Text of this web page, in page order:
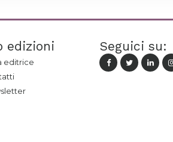
edizioni
editrice
Seguici su: